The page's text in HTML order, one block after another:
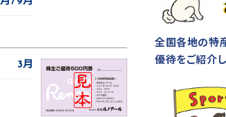
3月
全国各地の特
優待をご紹介